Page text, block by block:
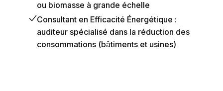
ou biomasse à grande échelle
Consultant en Efficacité Énergétique :
auditeur spécialisé dans la réduction des
consommations (bâtiments et usines)